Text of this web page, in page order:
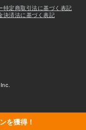
を獲得！